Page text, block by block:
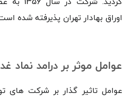
اوراق بهادار تهران پذیرفته شده
عوامل موثر بر درامد نماد
عوامل تاثیر گذار بر شرکت های